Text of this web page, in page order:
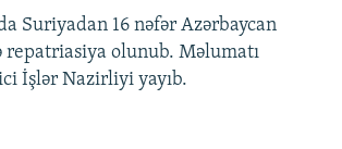
Suriyadan 16 nəfər Azərbaycan
repatriasiya olunub. Məlumatı
İşlər Nazirliyi yayıb.